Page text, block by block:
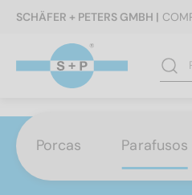
SCHÄFER + PETERS GMBH |
Porcas Parafusos